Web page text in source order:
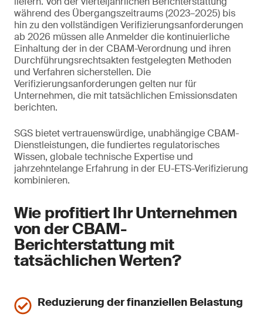
während des Übergangszeitraums (2023–2025) bis
hin zu den vollständigen Verifizierungsanforderungen
ab 2026 müssen alle Anmelder die kontinuierliche
Einhaltung der in der CBAM-Verordnung und ihren
Durchführungsrechtsakten festgelegten Methoden
und Verfahren sicherstellen. Die
Verifizierungsanforderungen gelten nur für
Unternehmen, die mit tatsächlichen Emissionsdaten
berichten.
SGS bietet vertrauenswürdige, unabhängige CBAM-
Dienstleistungen, die fundiertes regulatorisches
Wissen, globale technische Expertise und
jahrzehntelange Erfahrung in der EU-ETS-Verifizierung
kombinieren.
Wie profitiert Ihr Unternehmen
von der CBAM-
Berichterstattung mit
tatsächlichen Werten?
Reduzierung der finanziellen Belastung